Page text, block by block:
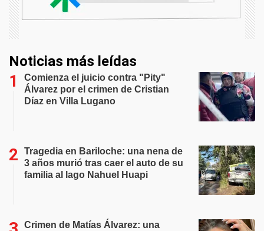
Noticias más leídas
Comienza el juicio contra "Pity"
Álvarez por el crimen de Cristian
Díaz en Villa Lugano
Tragedia en Bariloche: una nena de
3 años murió tras caer el auto de su
familia al lago Nahuel Huapi
Crimen de Matías Álvarez: una